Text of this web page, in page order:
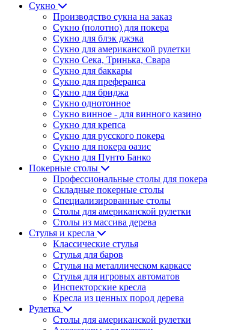
Сукно
Производство сукна на заказ
Сукно (полотно) для покера
Сукно для блэк джэка
Сукно для американской рулетки
Сукно Сека, Тринька, Свара
Сукно для баккары
Сукно для преферанса
Сукно для бриджа
Сукно однотонное
Сукно винное - для винного казино
Сукно для крепса
Сукно для русского покера
Сукно для покера оазис
Сукно для Пунто Банко
Покерные столы
Профессиональные столы для покера
Складные покерные столы
Специализированные столы
Столы для американской рулетки
Столы из массива дерева
Стулья и кресла
Классические стулья
Стулья для баров
Стулья на металлическом каркасе
Стулья для игровых автоматов
Инспекторские кресла
Кресла из ценных пород дерева
Рулетка
Столы для американской рулетки